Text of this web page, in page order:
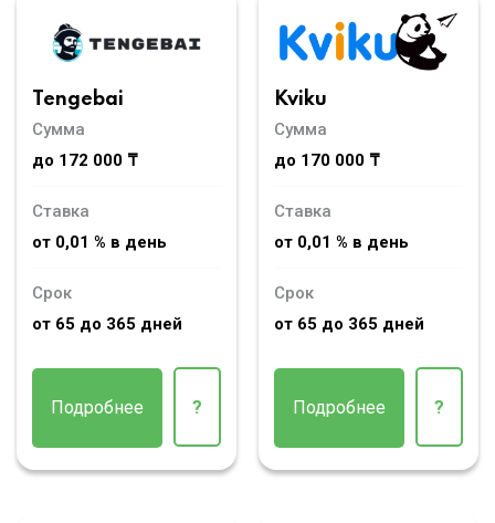
Tengebai
Сумма
до 172 000 ₸
Ставка
от 0,01 % в день
Срок
от 65 до 365 дней
Подробнее ?
Kviku
Сумма
до 170 000 ₸
Ставка
от 0,01 % в день
Срок
от 65 до 365 дней
Подробнее ?